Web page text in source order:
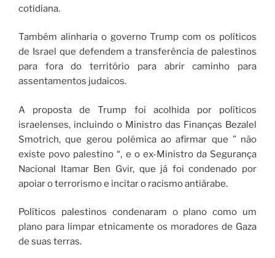
cotidiana.
Também alinharia o governo Trump com os políticos
de Israel que defendem a transferência de palestinos
para fora do território para abrir caminho para
assentamentos judaicos.
A proposta de Trump foi acolhida por políticos
israelenses, incluindo o Ministro das Finanças Bezalel
Smotrich, que gerou polêmica ao afirmar que ” não
existe povo palestino “, e o ex-Ministro da Segurança
Nacional Itamar Ben Gvir, que já foi condenado por
apoiar o terrorismo e incitar o racismo antiárabe.
Políticos palestinos condenaram o plano como um
plano para limpar etnicamente os moradores de Gaza
de suas terras.